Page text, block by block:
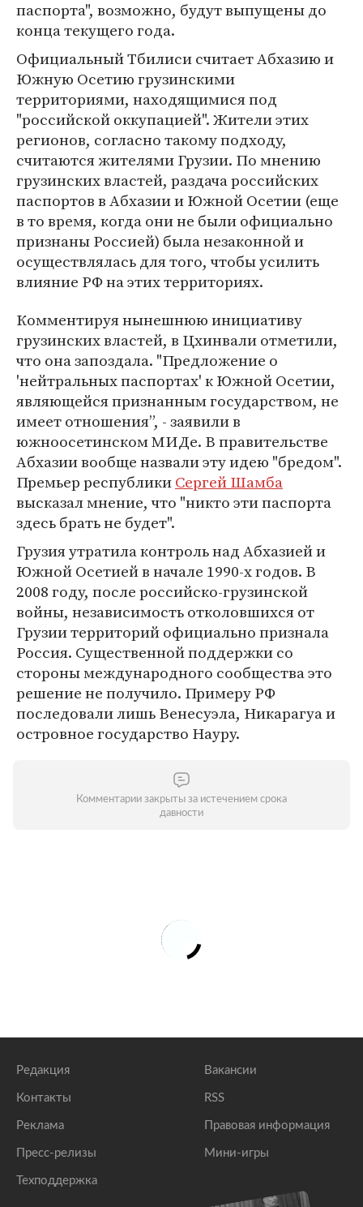
паспорта", возможно, будут выпущены до
конца текущего года.
Официальный Тбилиси считает Абхазию и
Южную Осетию грузинскими
территориями, находящимися под
"российской оккупацией". Жители этих
регионов, согласно такому подходу,
считаются жителями Грузии. По мнению
грузинских властей, раздача российских
паспортов в Абхазии и Южной Осетии (еще
в то время, когда они не были официально
признаны Россией) была незаконной и
осуществлялась для того, чтобы усилить
влияние РФ на этих территориях.
Комментируя нынешнюю инициативу
грузинских властей, в Цхинвали отметили,
что она запоздала. "Предложение о
'нейтральных паспортах' к Южной Осетии,
являющейся признанным государством, не
имеет отношения”, - заявили в
южноосетинском МИДе. В правительстве
Абхазии вообще назвали эту идею "бредом".
Премьер республикиСергей Шамба
высказал мнение, что "никто эти паспорта
здесь брать не будет".
Грузия утратила контроль над Абхазией и
Южной Осетией в начале 1990-х годов. В
2008 году, после российско-грузинской
войны, независимость отколовшихся от
Грузии территорий официально признала
Россия. Существенной поддержки со
стороны международного сообщества это
решение не получило. Примеру РФ
последовали лишь Венесуэла, Никарагуа и
островное государство Науру.
Комментарии закрыты за истечением срока
давности
Редакция
Контакты
Реклама
Пресс-релизы
Техподдержка
Вакансии
RSS
Правовая информация
Мини-игры